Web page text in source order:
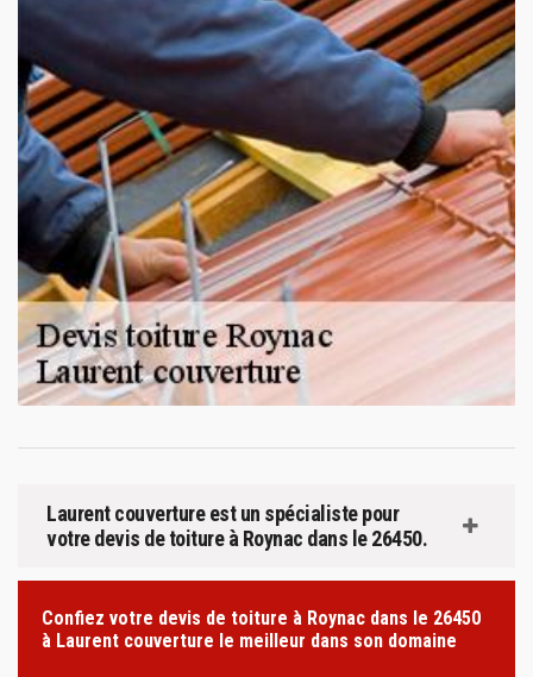
Laurent couverture est un spécialiste pour
votre devis de toiture à Roynac dans le 26450.
Confiez votre devis de toiture à Roynac dans le 26450
à Laurent couverture le meilleur dans son domaine